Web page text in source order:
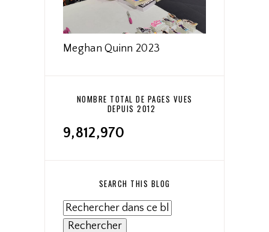
Meghan Quinn 2023
NOMBRE TOTAL DE PAGES VUES
DEPUIS 2012
9,812,970
SEARCH THIS BLOG